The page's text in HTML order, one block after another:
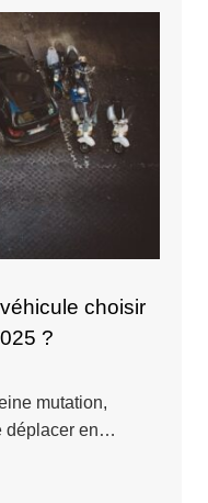
choisir
?
mutation,
déplacer en…